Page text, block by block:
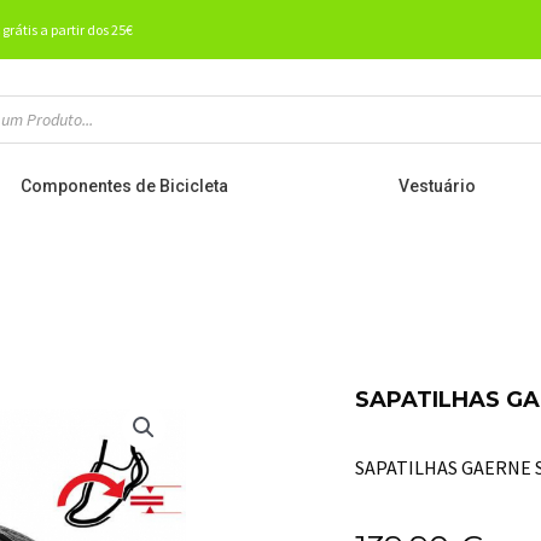
grátis a partir dos 25€
Componentes de Bicicleta Vestuário
SAPATILHAS
SAPATILHAS GAERNE